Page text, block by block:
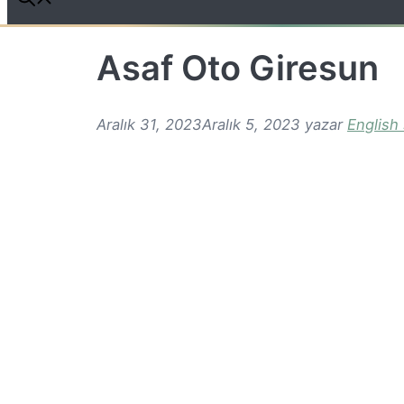
Asaf Oto Giresun
Aralık 31, 2023Aralık 5, 2023 yazar English